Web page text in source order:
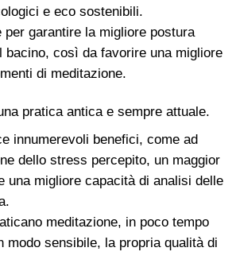
e eco sostenibili.
per garantire la migliore postura
bacino, così da favorire una migliore
di meditazione.
pratica antica e sempre attuale.
innumerevoli benefici, come ad
dello stress percepito, un maggior
una migliore capacità di analisi delle
meditazione, in poco tempo
modo sensibile, la propria qualità di